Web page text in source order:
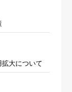
大について